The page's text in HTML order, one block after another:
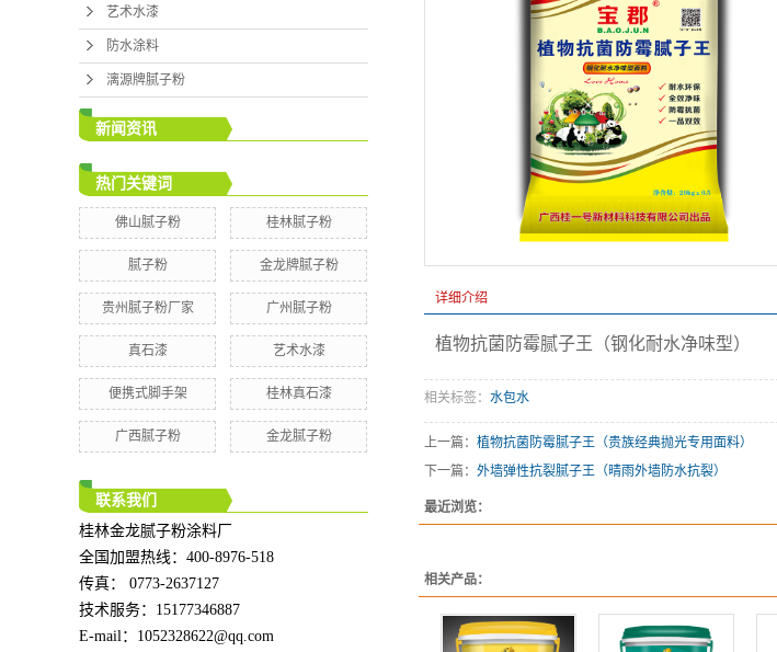
艺术水漆
防水涂料
漓源牌腻子粉
新闻资讯
热门关键词
佛山腻子粉 桂林腻子粉
腻子粉 金龙牌腻子粉
贵州腻子粉厂家 广州腻子粉
真石漆 艺术水漆
便携式脚手架 桂林真石漆
广西腻子粉 金龙腻子粉
联系我们
桂林金龙腻子粉涂料厂
全国加盟热线：400-8976-518
传真： 0773-2637127
技术服务：15177346887
E-mail：1052328622@qq.com
详细介绍
植物抗菌防霉腻子王（钢化耐水净味型）
相关标签： 水包水
上一篇： 植物抗菌防霉腻子王（贵族经典抛光专用面料）
下一篇： 外墙弹性抗裂腻子王（晴雨外墙防水抗裂）
最近浏览：
相关产品：